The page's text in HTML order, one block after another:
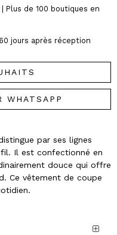
Plus de 100 boutiques en
jours après réception
WHATSAPP
par ses lignes
Il est confectionné en
douce qui offre
Ce vêtement de coupe